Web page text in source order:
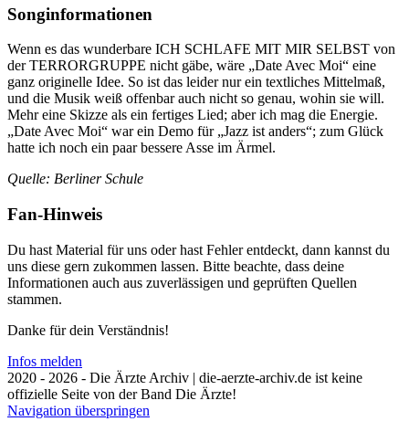
Songinformationen
Wenn es das wunderbare ICH SCHLAFE MIT MIR SELBST von
der TERRORGRUPPE nicht gäbe, wäre „Date Avec Moi“ eine
ganz originelle Idee. So ist das leider nur ein textliches Mittelmaß,
und die Musik weiß offenbar auch nicht so genau, wohin sie will.
Mehr eine Skizze als ein fertiges Lied; aber ich mag die Energie.
„Date Avec Moi“ war ein Demo für „Jazz ist anders“; zum Glück
hatte ich noch ein paar bessere Asse im Ärmel.
Quelle: Berliner Schule
Fan-Hinweis
Du hast Material für uns oder hast Fehler entdeckt, dann kannst du
uns diese gern zukommen lassen. Bitte beachte, dass deine
Informationen auch aus zuverlässigen und geprüften Quellen
stammen.
Danke für dein Verständnis!
Infos melden
2020 - 2026 - Die Ärzte Archiv | die-aerzte-archiv.de ist keine
offizielle Seite von der Band Die Ärzte!
Navigation überspringen